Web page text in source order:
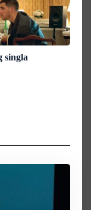
singla